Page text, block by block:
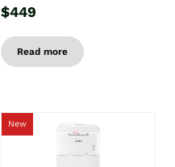
$449
Read more
New